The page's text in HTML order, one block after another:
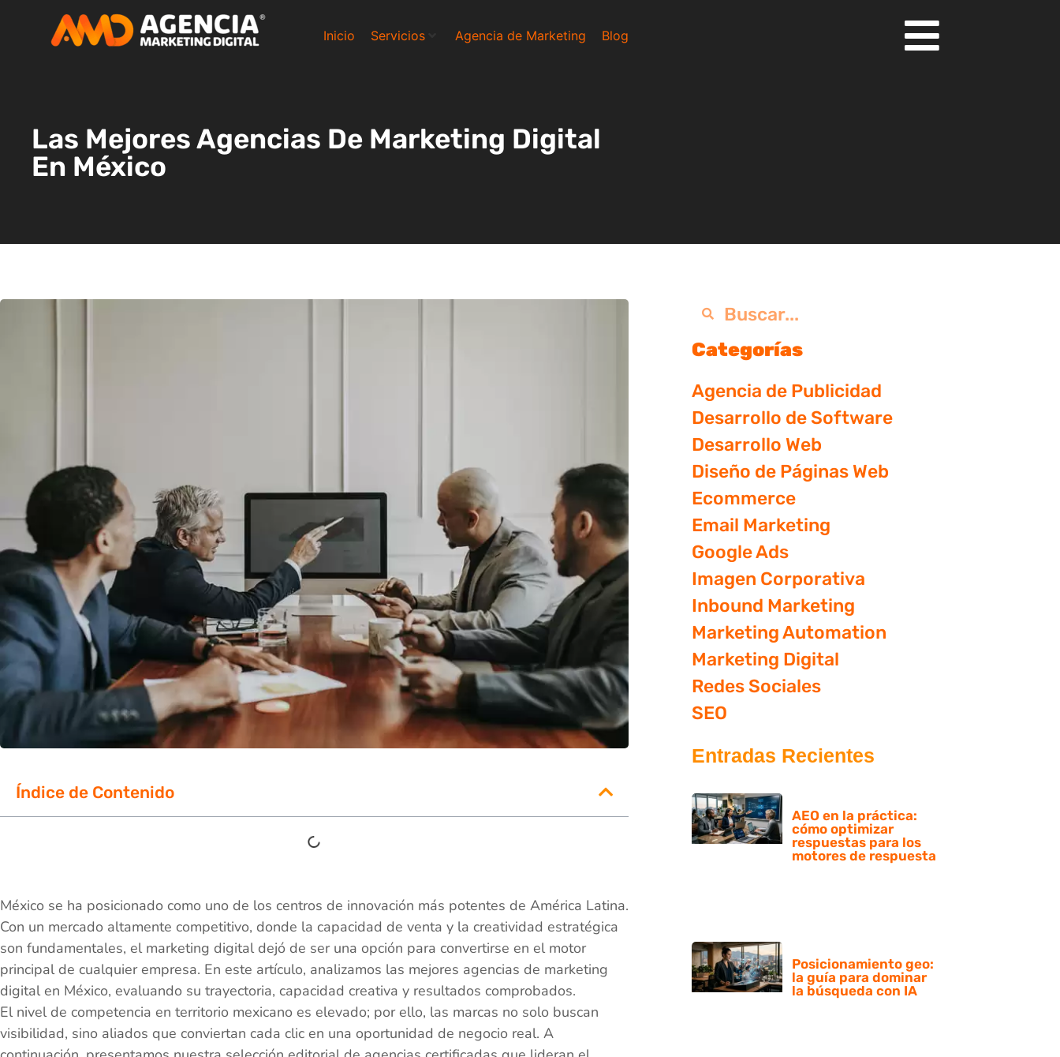
Inicio Servicios Agencia de Marketing Blog
Las Mejores Agencias De Marketing Digital
En México
Índice de Contenido
México se ha posicionado como uno de los centros de innovación más potentes de América Latina.
Con un mercado altamente competitivo, donde la capacidad de venta y la creatividad estratégica
son fundamentales, el marketing digital dejó de ser una opción para convertirse en el motor
principal de cualquier empresa. En este artículo, analizamos las mejores agencias de marketing
digital en México, evaluando su trayectoria, capacidad creativa y resultados comprobados.
El nivel de competencia en territorio mexicano es elevado; por ello, las marcas no solo buscan
visibilidad, sino aliados que conviertan cada clic en una oportunidad de negocio real. A
Categorías
Agencia de Publicidad
Desarrollo de Software
Desarrollo Web
Diseño de Páginas Web
Ecommerce
Email Marketing
Google Ads
Imagen Corporativa
Inbound Marketing
Marketing Automation
Marketing Digital
Redes Sociales
SEO
Entradas Recientes
AEO en la práctica:
cómo optimizar
respuestas para los
motores de respuesta
Posicionamiento geo:
la guía para dominar
la búsqueda con IA